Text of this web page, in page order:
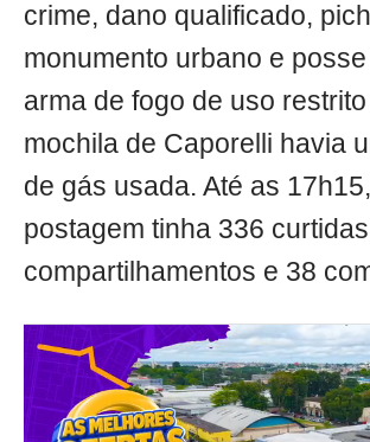
crime, dano qualificado,
monumento urbano e
arma de fogo de uso
mochila de Caporelli havia
de gás usada. Até as
postagem tinha 336
compartilhamentos e 38